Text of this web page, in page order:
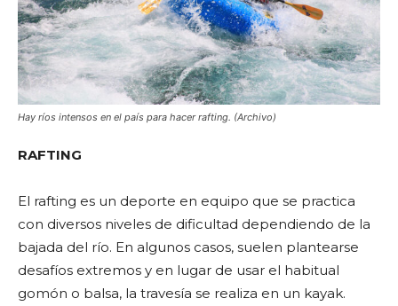
Hay ríos intensos en el país para hacer rafting. (Archivo)
RAFTING
El rafting es un deporte en equipo que se practica
con diversos niveles de dificultad dependiendo de la
bajada del río. En algunos casos, suelen plantearse
desafíos extremos y en lugar de usar el habitual
gomón o balsa, la travesía se realiza en un kayak.